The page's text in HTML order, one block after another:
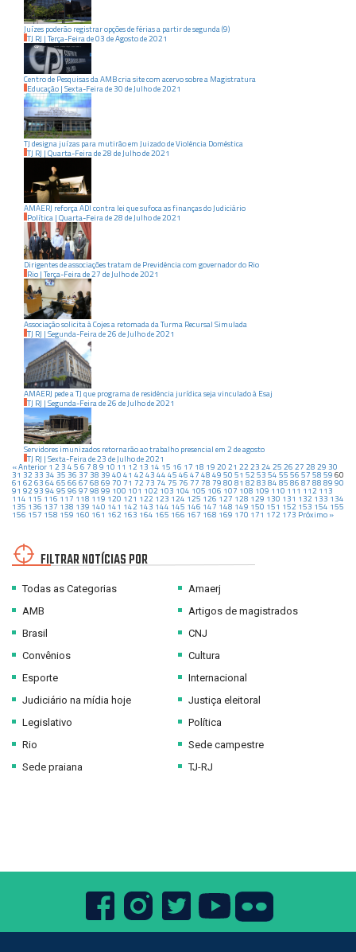
Juízes poderão registrar opções de férias a partir de segunda (9)
TJ RJ | Terça-Feirade03 deAgostode2021
Centro de Pesquisas da AMB cria site com acervo sobre a Magistratura
Educação | Sexta-Feirade30 deJulhode2021
TJ designa juízas para mutirão em Juizado de Violência Doméstica
TJ RJ | Quarta-Feirade28 deJulhode2021
AMAERJ reforça ADI contra lei que sufoca as finanças do Judiciário
Política | Quarta-Feirade28 de Julhode2021
Dirigentes de associações tratam de Previdência com governador do Rio
Rio | Terça-Feirade27 de Julhode2021
Associação solicita à Cojes a retomada da Turma Recursal Simulada
TJ RJ | Segunda-Feirade26 de Julhode2021
AMAERJ pede a TJ que programa de residência jurídica seja vinculado à Esaj
TJ RJ | Segunda-Feirade26 deJulhode2021
Servidores imunizados retornarão ao trabalho presencial em 2 de agosto
TJ RJ | Sexta-Feirade23 deJulhode2021
« Anterior 1 2 3 4 5 6 7 8 9 10 11 12 13 14 15 16 17 18 19 20 21 22 23 24 25 26 27 28 29 30
31 32 33 34 35 36 37 38 39 40 41 42 43 44 45 46 47 48 49 50 51 52 53 54 55 56 57 58 59 60
61 62 63 64 65 66 67 68 69 70 71 72 73 74 75 76 77 78 79 80 81 82 83 84 85 86 87 88 89 90
91 92 93 94 95 96 97 98 99 100 101 102 103 104 105 106 107 108 109 110 111 112 113
114 115 116 117 118 119 120 121 122 123 124 125 126 127 128 129 130 131 132 133 134
135 136 137 138 139 140 141 142 143 144 145 146 147 148 149 150 151 152 153 154 155
156 157 158 159 160 161 162 163 164 165 166 167 168 169 170 171 172 173 Próximo »
FILTRAR NOTÍCIAS POR
Todas as Categorias
AMB
Brasil
Convênios
Esporte
Judiciário na mídia hoje
Legislativo
Rio
Sede praiana
Amaerj
Artigos de magistrados
CNJ
Cultura
Internacional
Justiça eleitoral
Política
Sede campestre
TJ-RJ